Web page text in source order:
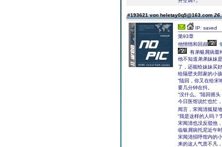
#193621 von heletay0q5@163.com
IP: saved
第93章
他悄悄和回叔
有弟银屑病最
他不知道弟弟妹妹
了，还能给妹妹买
给隔壁夫郎家的小
“陆回，你又在给宋
要几分钟在抖。
“没什么。”陆回摇
今日医馆说忙也忙
闻言，宋闻清狐疑
“我是这样的人吗？
宋闻清也没反驳他
临银屑病托尼近午
宋闻清招呼馆内的
来的这人气质不凡